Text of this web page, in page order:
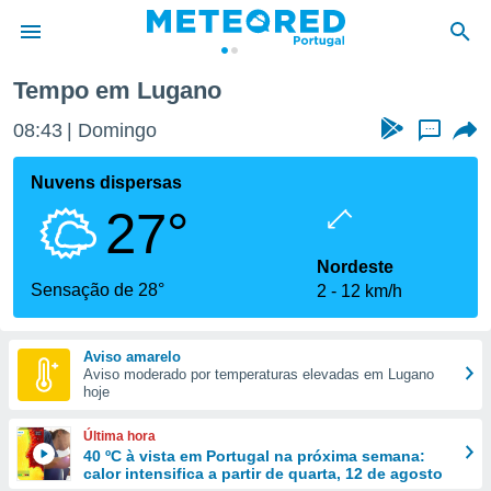
da
foi
fornecidas
a este
das
e
forma
digital
Tempo em Lugano
08:43 Domingo ...
Nuvens dispersas
27°
Sensação de 28°
Nordeste
2
12 km/h
Aviso amarelo
Aviso moderado por temperaturas elevadas em Lugano
hoje
Última hora
40 ºC à vista em Portugal na próxima semana:
calor intensifica a partir de quarta, 12 de agosto